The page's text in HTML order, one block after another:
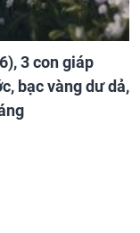
3 con giáp
bạc vàng dư dả,